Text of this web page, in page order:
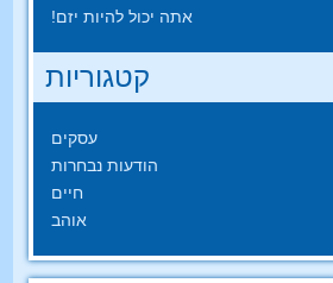
אתה יכול להיות יזם!
קטגוריות
עסקים
הודעות נבחרות
חיים
אוהב